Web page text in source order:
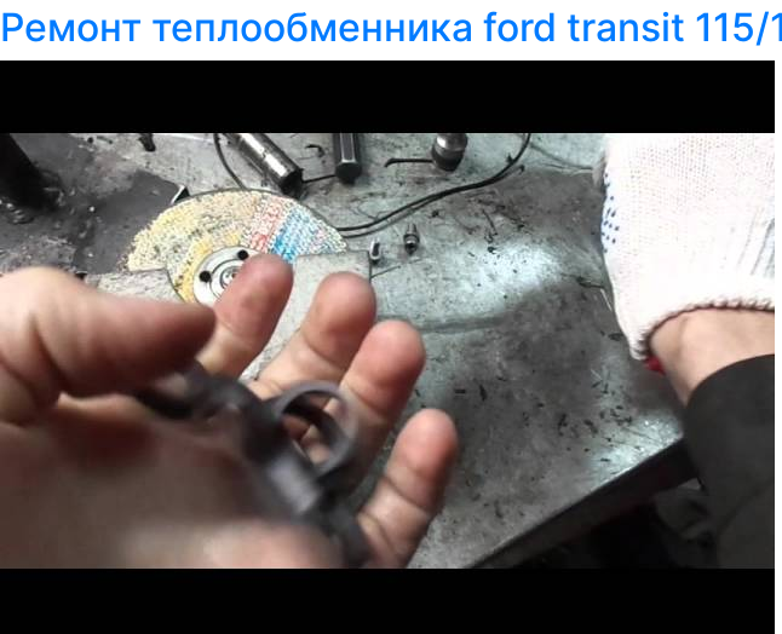
Ремонт теплообменника ford transit